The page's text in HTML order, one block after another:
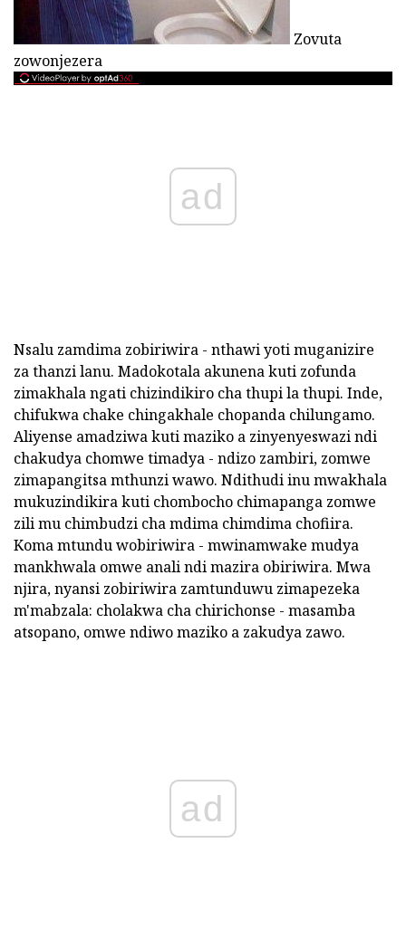
Zovuta
zowonjezera
ad
Nsalu zamdima zobiriwira - nthawi yoti muganizire
za thanzi lanu. Madokotala akunena kuti zofunda
zimakhala ngati chizindikiro cha thupi la thupi. Inde,
chifukwa chake chingakhale chopanda chilungamo.
Aliyense amadziwa kuti maziko a zinyenyeswazi ndi
chakudya chomwe timadya - ndizo zambiri, zomwe
zimapangitsa mthunzi wawo. Ndithudi inu mwakhala
mukuzindikira kuti chombocho chimapanga zomwe
zili mu chimbudzi cha mdima chimdima chofiira.
Koma mtundu wobiriwira - mwinamwake mudya
mankhwala omwe anali ndi mazira obiriwira. Mwa
njira, nyansi zobiriwira zamtunduwu zimapezeka
m'mabzala: cholakwa cha chirichonse - masamba
atsopano, omwe ndiwo maziko a zakudya zawo.
ad